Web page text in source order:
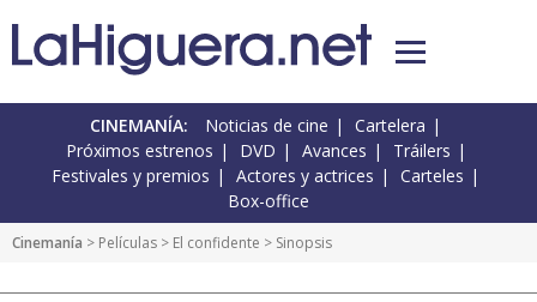
CINEMANÍA: Noticias de cine
Cartelera
Próximos estrenos
DVD Avances
Tráilers
Festivales y premios
Actores y actrices
Carteles
Box-office
Cinemanía > Películas > El confidente > Sinopsis